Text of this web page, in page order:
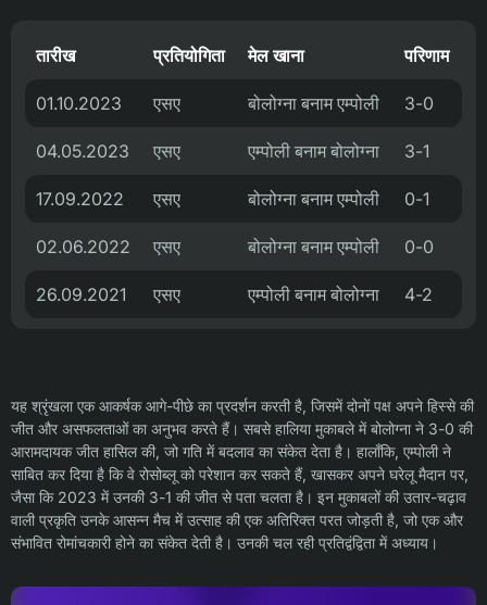
तारीख प्रतियोगिता मेल खाना परिणाम
01.10.2023 एसए बोलोग्ना बनाम एम्पोली 3-0
04.05.2023 एसए एम्पोली बनाम बोलोग्ना 3-1
17.09.2022 एसए बोलोग्ना बनाम एम्पोली 0-1
02.06.2022 एसए बोलोग्ना बनाम एम्पोली 0-0
26.09.2021 एसए एम्पोली बनाम बोलोग्ना 4-2
यह श्रृंखला एक आकर्षक आगे-पीछे का प्रदर्शन करती है, जिसमें दोनों पक्ष अपने हिस्से की
जीत और असफलताओं का अनुभव करते हैं। सबसे हालिया मुकाबले में बोलोग्ना ने 3-0 की
आरामदायक जीत हासिल की, जो गति में बदलाव का संकेत देता है। हालाँकि, एम्पोली ने
साबित कर दिया है कि वे रोसोब्लू को परेशान कर सकते हैं, खासकर अपने घरेलू मैदान पर,
जैसा कि 2023 में उनकी 3-1 की जीत से पता चलता है। इन मुकाबलों की उतार-चढ़ाव
वाली प्रकृति उनके आसन्न मैच में उत्साह की एक अतिरिक्त परत जोड़ती है, जो एक और
संभावित रोमांचकारी होने का संकेत देती है। उनकी चल रही प्रतिद्वंद्विता में अध्याय।